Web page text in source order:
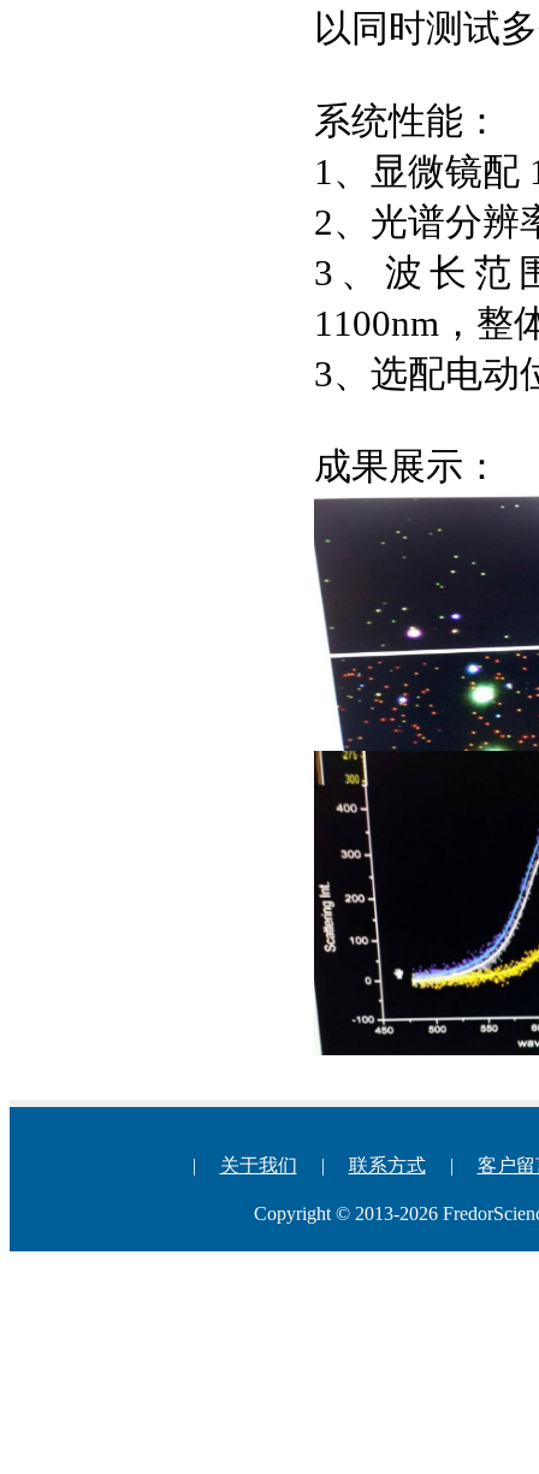
以同时测试
系统性能：
1、显微镜配
2、光谱分辨
3、波长范
1100nm，整
3、选配电动
成果展示：
| 关于我们 | 联系方式 | 客户留
Copyright © 2013-2026